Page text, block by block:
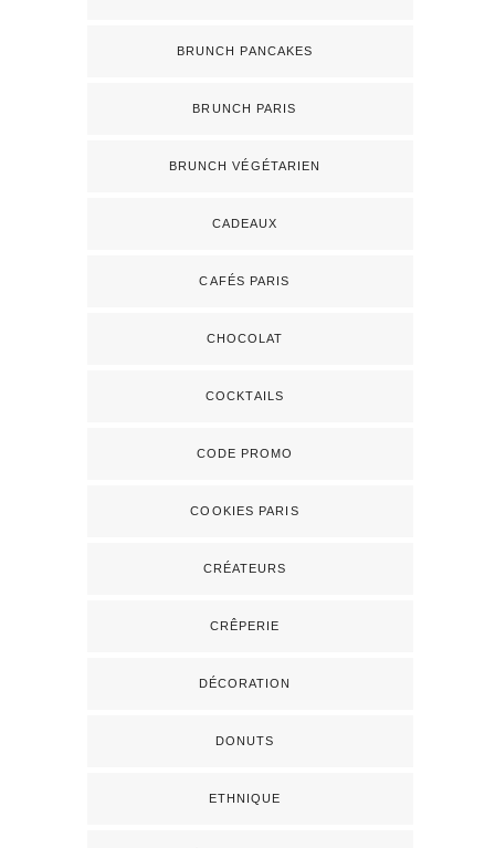
BRUNCH PANCAKES
BRUNCH PARIS
BRUNCH VÉGÉTARIEN
CADEAUX
CAFÉS PARIS
CHOCOLAT
COCKTAILS
CODE PROMO
COOKIES PARIS
CRÉATEURS
CRÊPERIE
DÉCORATION
DONUTS
ETHNIQUE